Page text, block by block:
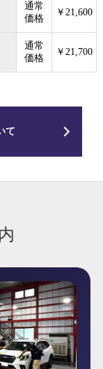
通常
価格
￥21,600
通常
価格
￥21,700
て